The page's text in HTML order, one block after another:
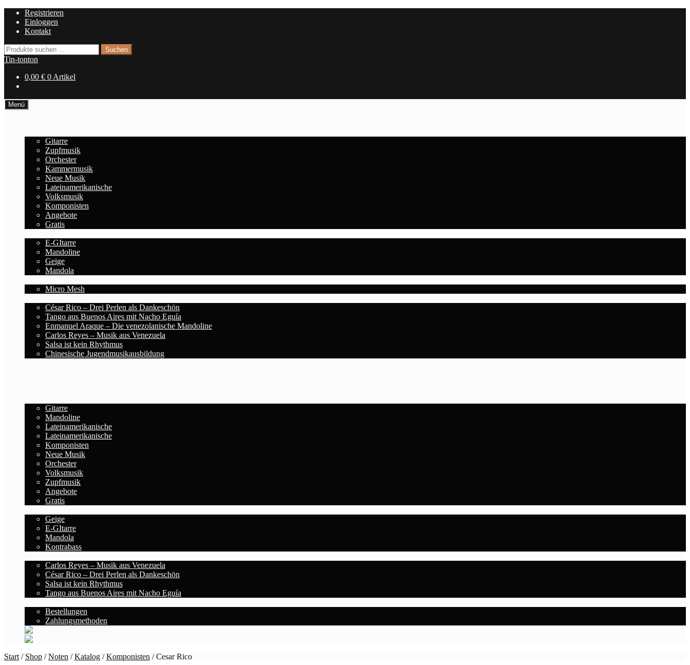
Navigation
springen
Zum
Inhalt
springen
Registrieren
Einloggen
Kontakt
Suchen
nach:
Suchen
Tin-tonton
0,00 € 0 Artikel
Menü
Gitarre
Zupfmusik
Orchester
Kammermusik
Neue Musik
Lateinamerikanische
Volksmusik
Komponisten
Angebote
Gratis
E-GItarre
Mandoline
Geige
Mandola
Micro Mesh
César Rico – Drei Perlen als Dankeschön
Tango aus Buenos Aires mit Nacho Eguía
Enmanuel Araque – Die venezolanische Mandoline
Carlos Reyes – Musik aus Venezuela
Salsa ist kein Rhythmus
Chinesische Jugendmusikausbildung
Gitarre
Mandoline
Lateinamerikanische
Lateinamerikanische
Komponisten
Neue Musik
Orchester
Volksmusik
Zupfmusik
Angebote
Gratis
Geige
E-GItarre
Mandola
Kontrabass
Carlos Reyes – Musik aus Venezuela
César Rico – Drei Perlen als Dankeschön
Salsa ist kein Rhythmus
Tango aus Buenos Aires mit Nacho Eguía
Bestellungen
Zahlungsmethoden
Start / Shop /Noten /Katalog /Komponisten /Cesar Rico